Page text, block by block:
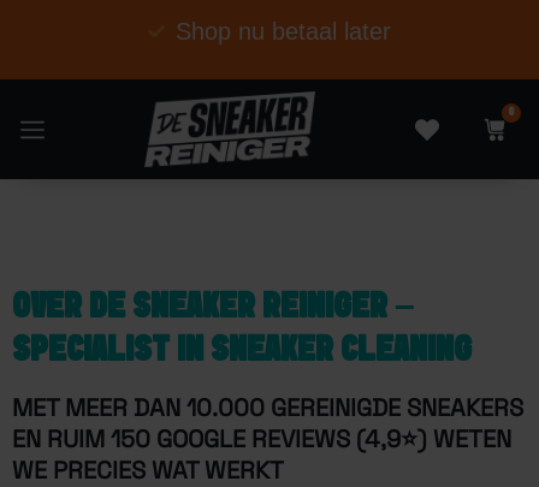
Voor 22 uur besteld. Morgen in huis
0
OVER DE SNEAKER REINIGER –
SPECIALIST IN SNEAKER CLEANING
MET MEER DAN 10.000 GEREINIGDE SNEAKERS
EN RUIM 150 GOOGLE REVIEWS (4,9⭐) WETEN
WE PRECIES WAT WERKT